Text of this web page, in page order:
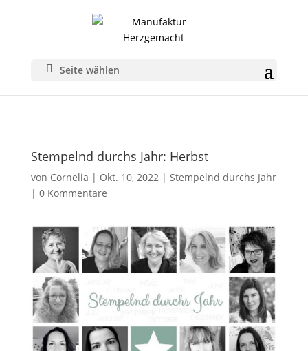
Seite wählen
Stempelnd durchs Jahr: Herbst
von Cornelia | Okt. 10, 2022| Stempelnd durchs Jahr
| 0 Kommentare